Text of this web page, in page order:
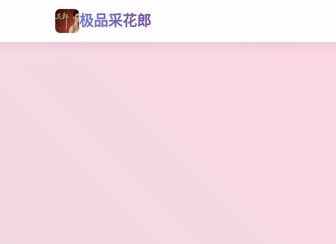
极品采花郎